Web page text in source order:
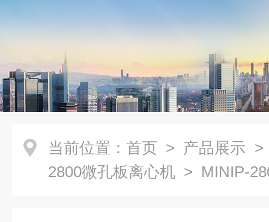
当前位置： 首页 > 产品展示
2800微孔板离心机 > MINIP-